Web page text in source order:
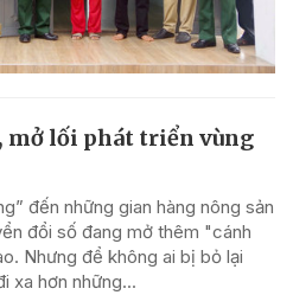
mở lối phát triển vùng
đến những gian hàng nông sản
đổi số đang mở thêm "cánh
Nhưng để không ai bị bỏ lại
xa hơn những...